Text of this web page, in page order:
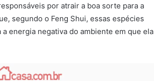
por atrair a boa sorte para a
segundo o Feng Shui, essas espécies
energia negativa do ambiente em que ela